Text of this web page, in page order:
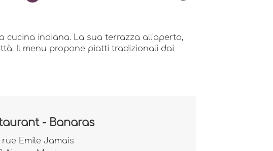
cucina indiana. La sua terrazza all'aperto,
Il menu propone piatti tradizionali dai
- Banaras
rue Emile Jamais